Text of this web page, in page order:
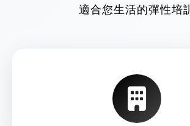
適合您生活的彈性培